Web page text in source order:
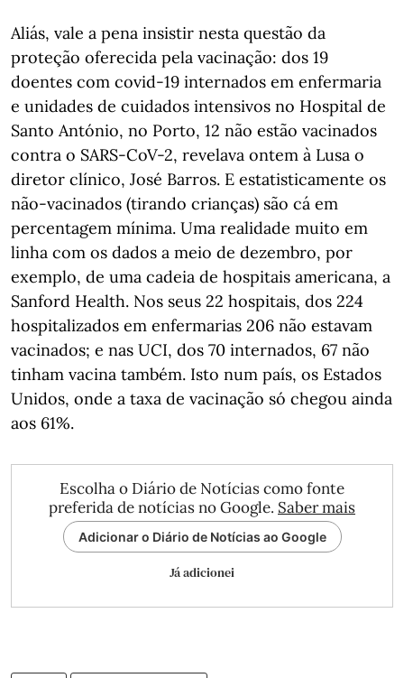
Aliás, vale a pena insistir nesta questão da
proteção oferecida pela vacinação: dos 19
doentes com covid-19 internados em enfermaria
e unidades de cuidados intensivos no Hospital de
Santo António, no Porto, 12 não estão vacinados
contra o SARS-CoV-2, revelava ontem à Lusa o
diretor clínico, José Barros. E estatisticamente os
não-vacinados (tirando crianças) são cá em
percentagem mínima. Uma realidade muito em
linha com os dados a meio de dezembro, por
exemplo, de uma cadeia de hospitais americana, a
Sanford Health. Nos seus 22 hospitais, dos 224
hospitalizados em enfermarias 206 não estavam
vacinados; e nas UCI, dos 70 internados, 67 não
tinham vacina também. Isto num país, os Estados
Unidos, onde a taxa de vacinação só chegou ainda
aos 61%.
Escolha o Diário de Notícias como fonte
preferida de notícias no Google. Saber mais
Adicionar o Diário de Notícias ao Google
Já adicionei